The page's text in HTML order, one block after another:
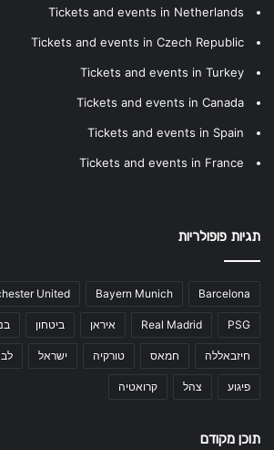
Tickets and events in Netherlands
Tickets and events in Czech Republic
Tickets and events in Turkey
Tickets and events in Canada
Tickets and events in Spain
Tickets and events in France
תגיות פופולריות
Barcelona
Bayern Munich
United
PSG
Real Madrid איראן ביטחון
חיזבאללה חמאס טורקיה ישראל
פיגוע צהל קרואטיה
תוכן מקודם